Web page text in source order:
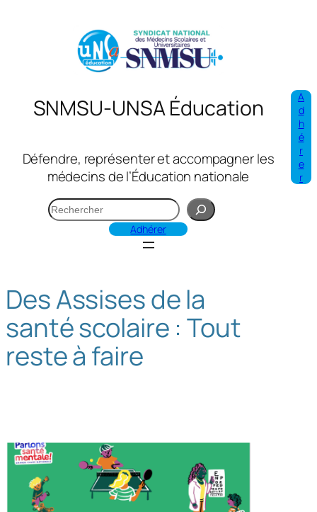
SNMSU-UNSA Éducation
Défendre, représenter et accompagner les
médecins de l’Éducation nationale
R
e
r
c
h
e
r
Adhérer
A
d
h
é
r
e
r
Des Assises de la
santé scolaire : Tout
reste à faire